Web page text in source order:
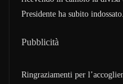
Presidente ha subito indossato.
Pubblicità
Ringraziamenti per